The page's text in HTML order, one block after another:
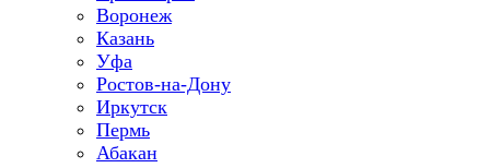
Воронеж
Казань
Уфа
Ростов-на-Дону
Иркутск
Пермь
Абакан